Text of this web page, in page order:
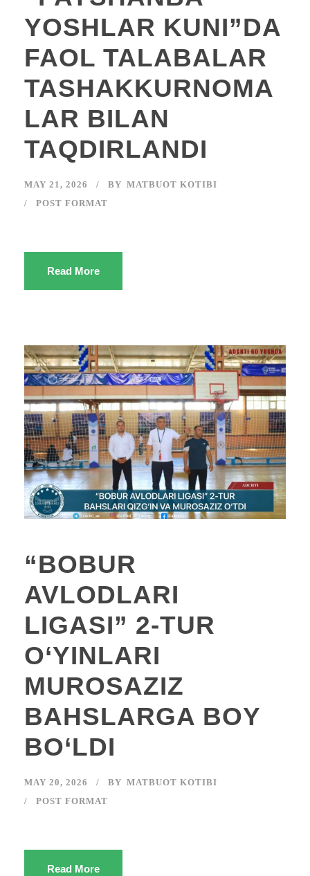
YOSHLAR KUNI”DA
FAOL TALABALAR
TASHAKKURNOMA
LAR BILAN
TAQDIRLANDI
MAY 21, 2026 BY MATBUOT KOTIBI
POST FORMAT
Read More
“BOBUR
AVLODLARI
LIGASI” 2-TUR
O‘YINLARI
MUROSAZIZ
BAHSLARGA BOY
BO‘LDI
MAY 20, 2026 BY MATBUOT KOTIBI
POST FORMAT
Read More